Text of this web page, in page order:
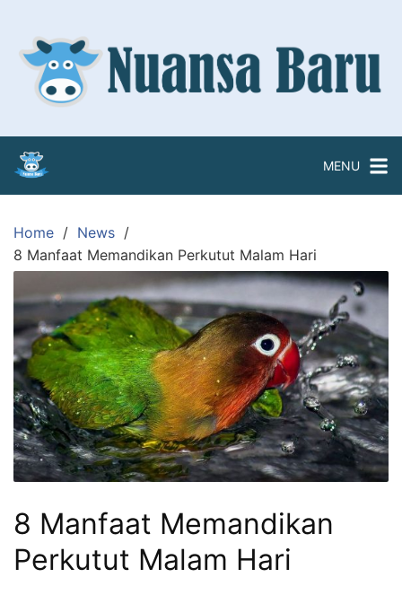
content
MENU
Home
News
8 Manfaat Memandikan Perkutut Malam Hari
8 Manfaat Memandikan
Perkutut Malam Hari